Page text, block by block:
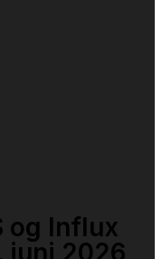
og Influx
juni 2026